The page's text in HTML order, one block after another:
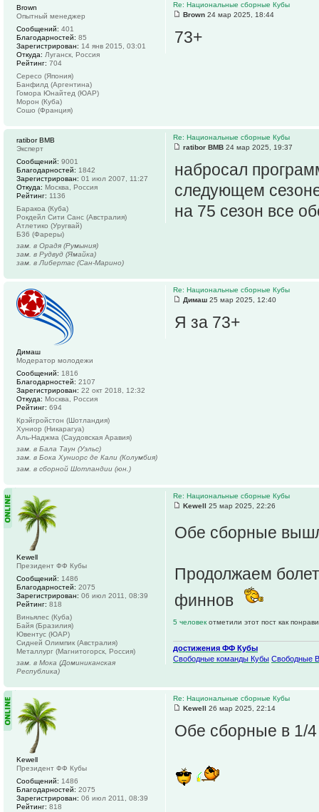
Re: Национальные сборные Кубы
Brown 24 мар 2025, 18:44
73+
Brown
Опытный менеджер
Сообщений: 401
Благодарностей: 85
Зарегистрирован: 14 янв 2015, 03:01
Откуда: Луганск, Россия
Рейтинг: 704
Сересо (Япония)
Банфилд (Аргентина)
Гомора Юнайтед (ЮАР)
Морон (Куба)
Сошо (Франция)
Re: Национальные сборные Кубы
ratibor BMB 24 мар 2025, 19:37
набросал
следующем
на 75 сезон все
ratibor BMB
Эксперт
Сообщений: 9001
Благодарностей: 1842
Зарегистрирован: 01 июл 2007, 11:27
Откуда: Москва, Россия
Рейтинг: 1136
Баракоа (Куба)
Рокдейл Сити Санс (Австралия)
Атлетико (Уругвай)
Б36 (Фареры)
зам. в Орадя (Румыния)
зам. в Рудвуд (Ямайка)
зам. в Либертас (Сан-Марино)
Re: Национальные сборные Кубы
Димаш 25 мар 2025, 12:40
Я за 73+
Димаш
Модератор молодежи
Сообщений: 1816
Благодарностей: 2107
Зарегистрирован: 22 окт 2018, 12:32
Откуда: Москва, Россия
Рейтинг: 694
Крэйгройстон (Шотландия)
Хуниор (Никарагуа)
Аль-Наджма (Саудовская Аравия)
зам. в Бала Таун (Уэльс)
зам. в Бока Хуниорс де Кали (Колумбия)
зам. в сборной Шотландии (юн.)
Re: Национальные сборные Кубы
Kewell 25 мар 2025, 22:26
Обе сборные
Продолжаем
финнов
5 человек отметили этот пост как
достижения ФФ Кубы
Свободные команды Кубы Свободные
Kewell
Президент ФФ Кубы
Сообщений: 1486
Благодарностей: 2075
Зарегистрирован: 06 июл 2011, 08:39
Рейтинг: 818
Виньялес (Куба)
Байя (Бразилия)
Ювентус (ЮАР)
Сидней Олимпик (Австралия)
Металлург (Магнитогорск, Россия)
зам. в Мока (Доминиканская
Республика)
Re: Национальные сборные Кубы
Kewell 26 мар 2025, 22:14
Обе сборные в 1/
Kewell
Президент ФФ Кубы
Сообщений: 1486
Благодарностей: 2075
Зарегистрирован: 06 июл 2011, 08:39
Рейтинг: 818